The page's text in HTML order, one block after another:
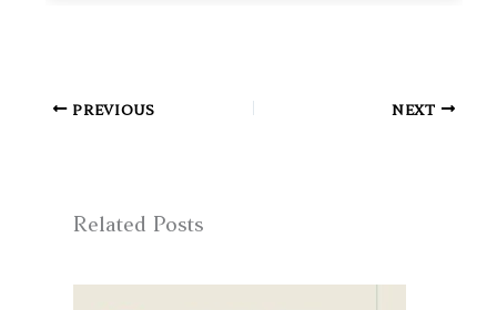
PREVIOUS NEXT
Related Posts